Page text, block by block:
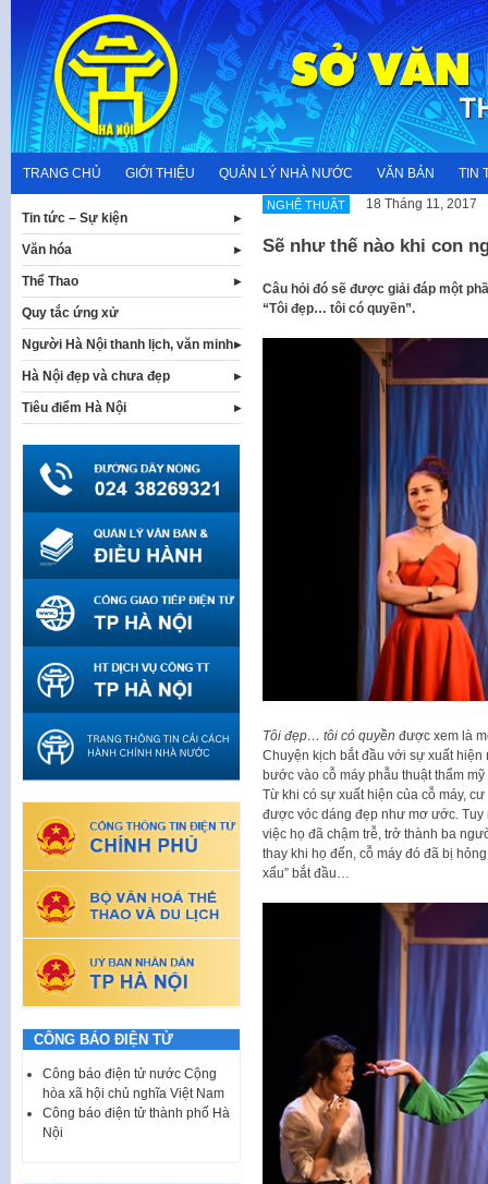
content
TRANG CHỦ GIỚI THIỆU QUẢN LÝ NHÀ NƯỚC VĂN BẢN TIN
NGHỆ THUẬT 18 Tháng 11, 2017
Sẽ như thế nào khi con
Câu hỏi đó sẽ được giải đáp một
“Tôi đẹp… tôi có quyền”.
Tôi đẹp… tôi có quyền được xem là
Chuyện kịch bắt đầu với sự xuất
bước vào cỗ máy phẫu thuật thẩm
Từ khi có sự xuất hiện của cỗ máy,
được vóc dáng đẹp như mơ ước. Tuy
việc họ đã chậm trễ, trở thành ba
thay khi họ đến, cỗ máy đó đã bị
xấu” bắt đầu…
Tin tức – Sự kiện
Văn hóa
Thể Thao
Quy tắc ứng xử
Người Hà Nội thanh lịch, văn minh
Hà Nội đẹp và chưa đẹp
Tiêu điểm Hà Nội
CÔNG BÁO ĐIỆN TỬ
Công báo điện tử nước Cộng
hòa xã hội chủ nghĩa Việt Nam
Công báo điện tử thành phố Hà
Nội